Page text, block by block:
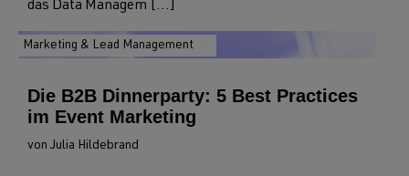
das Data Managem [...]
Marketing & Lead Management
Die B2B Dinnerparty: 5 Best Practices
im Event Marketing
von Julia Hildebrand